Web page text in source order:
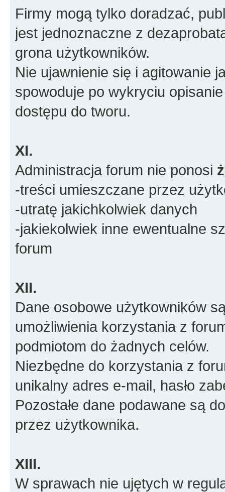
Firmy mogą tylko doradzać,
jest jednoznaczne z
grona użytkowników.
Nie ujawnienie się i agitowanie
spowoduje po wykryciu
dostępu do tworu.
XI.
Administracja forum nie ponosi
-treści umieszczane przez
-utratę jakichkolwiek danych
-jakiekolwiek inne ewentualne
forum
XII.
Dane osobowe użytkowników
umożliwienia korzystania z
podmiotom do żadnych celów.
Niezbędne do korzystania z
unikalny adres e-mail, hasło
Pozostałe dane podawane są
przez użytkownika.
XIII.
W sprawach nie ujętych w